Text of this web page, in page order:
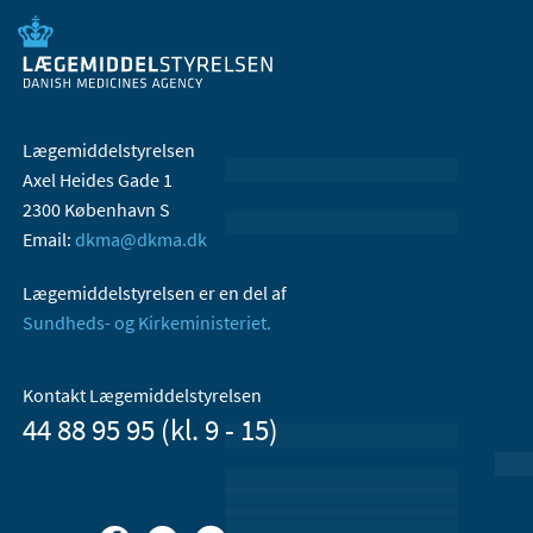
Lægemiddelstyrelsen
Axel Heides Gade 1
2300 København S
Email: dkma@dkma.dk
Lægemiddelstyrelsen er en del af
Sundheds- og Kirkeministeriet.
Kontakt Lægemiddelstyrelsen
44 88 95 95 (kl. 9 - 15)